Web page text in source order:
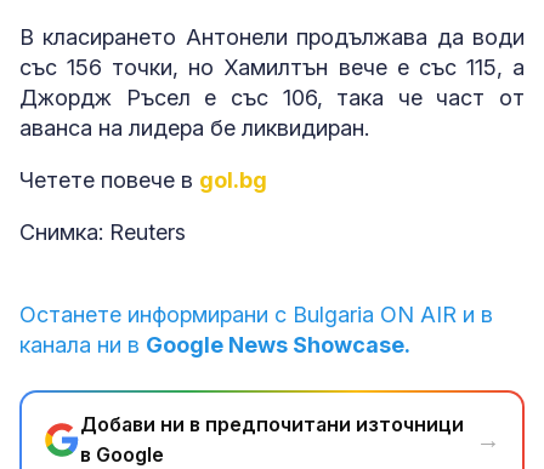
В класирането Антонели продължава да води
със 156 точки, но Хамилтън вече е със 115, а
Джордж Ръсел е със 106, така че част от
аванса на лидера бе ликвидиран.
Четете повече в gol.bg
Снимка: Reuters
Останете информирани с Bulgaria ON AIR и в
канала ни в Google News Showcase.
Добави ни в предпочитани източници
в Google
→